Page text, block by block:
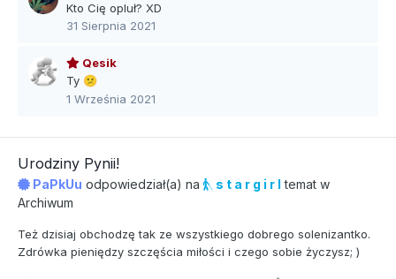
Kto Cię opluł? XD
31 Sierpnia 2021
Qesik
Ty 😕
1 Września 2021
Urodziny Pynii!
PaPkUu odpowiedział(a) na s t a r g i r l temat w
Archiwum
Też dzisiaj obchodzę tak ze wszystkiego dobrego solenizantko.
Zdrówka pieniędzy szczęścia miłości i czego sobie życzysz; )